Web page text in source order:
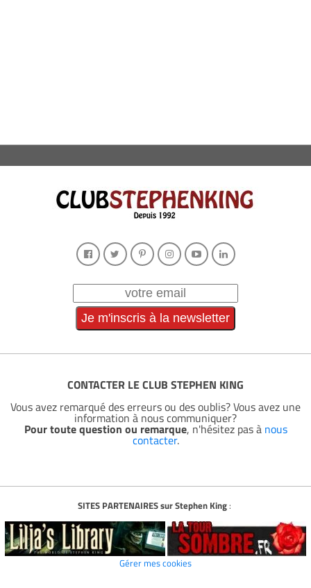
CONTACTER LE CLUB STEPHEN KING
Vous avez remarqué des erreurs ou des oublis? Vous avez une
information à nous communiquer?
Pour toute question ou remarque, n'hésitez pas à nous
contacter.
SITES PARTENAIRES sur Stephen King:
Gérer mes cookies